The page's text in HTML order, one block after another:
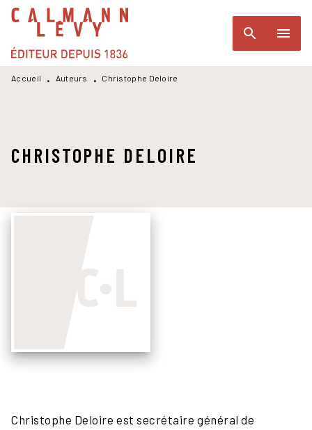
MENU RECHERCHE
PIED DE PAGE
search menu
Accueil • Auteurs • Christophe Deloire
CHRISTOPHE DELOIRE
Christophe Deloire est secrétaire général de